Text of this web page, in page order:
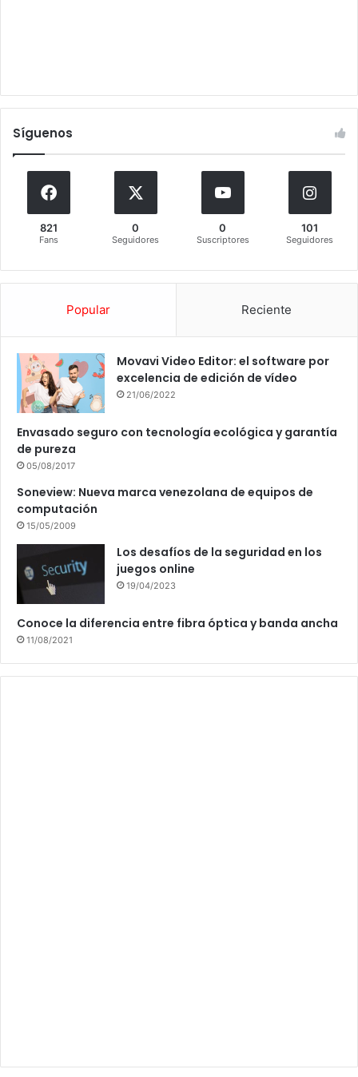
Síguenos
821
Fans
0
Seguidores
0
Suscriptores
101
Seguidores
Popular Reciente
Movavi Video Editor: el software por
excelencia de edición de vídeo
21/06/2022
Envasado seguro con tecnología ecológica y garantía
de pureza
05/08/2017
Soneview: Nueva marca venezolana de equipos de
computación
15/05/2009
Los desafíos de la seguridad en los
juegos online
19/04/2023
Conoce la diferencia entre fibra óptica y banda ancha
11/08/2021